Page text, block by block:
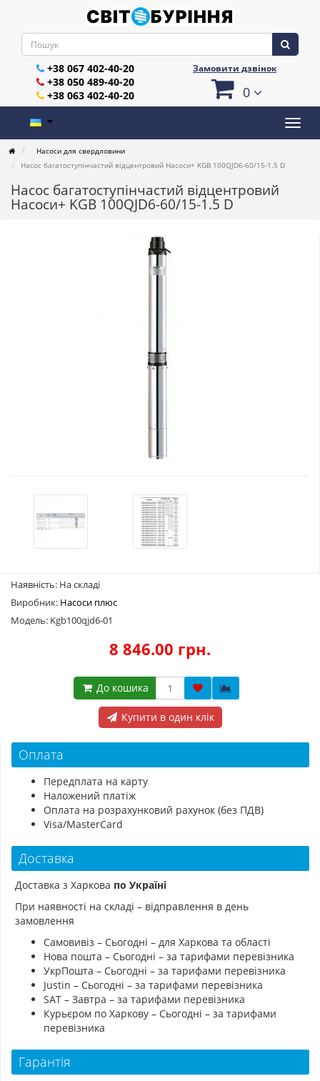
+38 067 402-40-20
+38 050 489-40-20
+38 063 402-40-20
Замовити дзвінок
0
Насоси для свердловини
Насос багатоступінчастий відцентровий Насоси+ KGB 100QJD6-60/15-1.5 D
Насос багатоступінчастий відцентровий
Насоси+ KGB 100QJD6-60/15-1.5 D
Наявність: На складі
Виробник: Насоси плюс
Модель: Kgb100qjd6-01
8 846.00 грн.
До кошика
Купити в один клік
Оплата
Передплата на карту
Наложений платіж
Оплата на розрахунковий рахунок (без ПДВ)
Visa/MasterCard
Доставка
Доставка з Харкова по Україні
При наявності на складі – відправлення в день
замовлення
Самовивіз – Сьогодні – для Харкова та області
Нова пошта – Сьогодні – за тарифами перевізника
УкрПошта – Сьогодні – за тарифами перевізника
Justin – Сьогодні – за тарифами перевізника
SAT – Завтра – за тарифами перевізника
Курьєром по Харкову – Сьогодні – за тарифами
перевізника
Гарантія